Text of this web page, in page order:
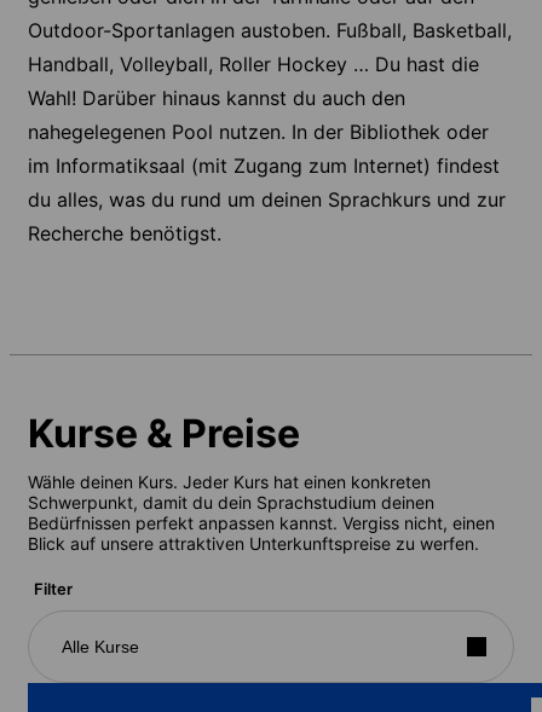
Outdoor-Sportanlagen austoben. Fußball, Basketball,
Handball, Volleyball, Roller Hockey … Du hast die
Wahl! Darüber hinaus kannst du auch den
nahegelegenen Pool nutzen. In der Bibliothek oder
im Informatiksaal (mit Zugang zum Internet) findest
du alles, was du rund um deinen Sprachkurs und zur
Recherche benötigst.
Kurse & Preise
Wähle deinen Kurs. Jeder Kurs hat einen konkreten
Schwerpunkt, damit du dein Sprachstudium deinen
Bedürfnissen perfekt anpassen kannst. Vergiss nicht, einen
Blick auf unsere attraktiven Unterkunftspreise zu werfen.
Filter
Alle Kurse